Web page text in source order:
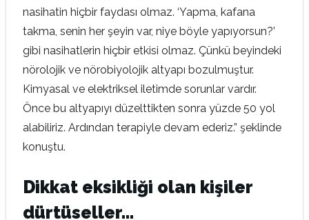
nasihatin hiçbir faydası olmaz. ‘Yapma, kafana
takma, senin her şeyin var, niye böyle yapıyorsun?’
gibi nasihatlerin hiçbir etkisi olmaz. Çünkü beyindeki
nörolojik ve nörobiyolojik altyapı bozulmuştur.
Kimyasal ve elektriksel iletimde sorunlar vardır.
Önce bu altyapıyı düzelttikten sonra yüzde 50 yol
alabiliriz. Ardından terapiyle devam ederiz.” şeklinde
konuştu.
Dikkat eksikliği olan kişiler
dürtüseller…